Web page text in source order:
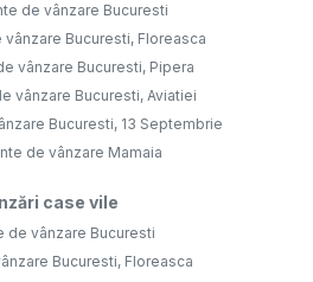
de vânzare Bucuresti
Bucuresti, Floreasca
vânzare Bucuresti, Pipera
vânzare Bucuresti, Aviatiei
Bucuresti, 13 Septembrie
de vânzare Mamaia
case vile
de vânzare Bucuresti
Bucuresti, Floreasca